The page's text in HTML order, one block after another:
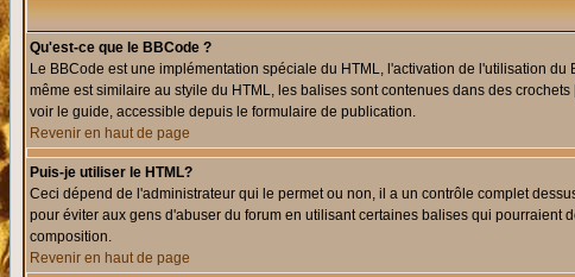
Qu'est-ce que le BBCode ?
Le BBCode est une implémentation spéciale du HTML, l'activation de l'utilisation
même est similaire au styile du HTML, les balises sont contenues dans des
voir le guide, accessible depuis le formulaire de publication.
Revenir en haut de page
Puis-je utiliser le HTML?
Ceci dépend de l'administrateur qui le permet ou non, il a un contrôle complet
pour éviter aux gens d'abuser du forum en utilisant certaines balises qui
composition.
Revenir en haut de page